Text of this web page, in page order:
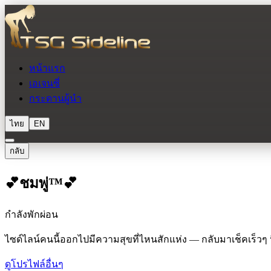
หน้าแรก
เอเจนซี่
กระดานผู้นำ
ไทย EN
กลับ
💕ชมพู่™💕
กำลังพักผ่อน
ไซด์ไลน์คนนี้ออกไปมีความสุขที่ไหนสักแห่ง — กลับมาเช็คเร็วๆ
ดูโปรไฟล์อื่นๆ